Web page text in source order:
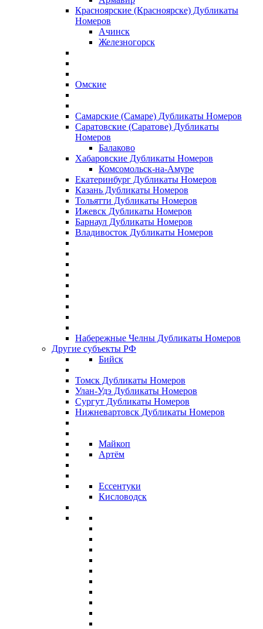
Красноярские (Красноярске) Дубликаты
Номеров
Ачинск
Железногорск
Омские
Самарские (Самаре) Дубликаты Номеров
Саратовские (Саратове) Дубликаты
Номеров
Балаково
Хабаровские Дубликаты Номеров
Комсомольск-на-Амуре
Екатеринбург Дубликаты Номеров
Казань Дубликаты Номеров
Тольятти Дубликаты Номеров
Ижевск Дубликаты Номеров
Барнаул Дубликаты Номеров
Владивосток Дубликаты Номеров
Набережные Челны Дубликаты Номеров
Другие субъекты РФ
Бийск
Томск Дубликаты Номеров
Улан-Удэ Дубликаты Номеров
Сургут Дубликаты Номеров
Нижневартовск Дубликаты Номеров
Майкоп
Артём
Ессентуки
Кисловодск